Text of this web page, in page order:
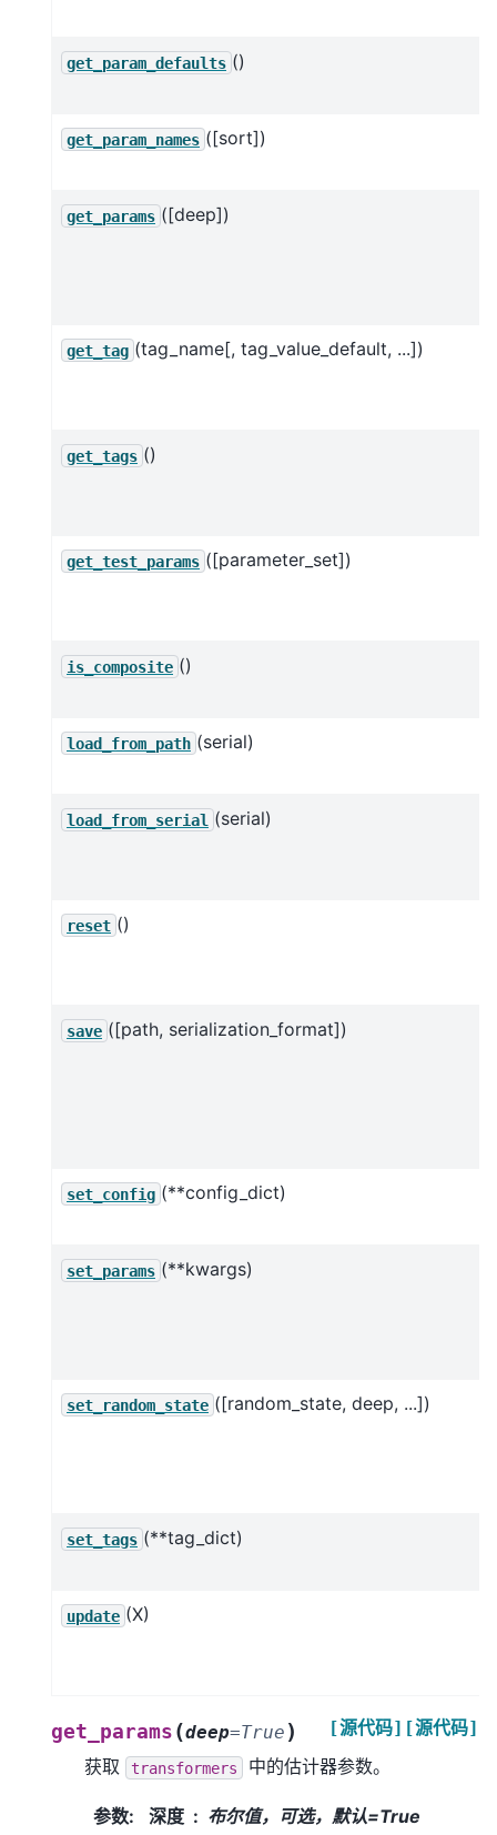
get_param_defaults ()
get_param_names ([sort])
get_params ([deep])
get_tag (tag_name[, tag_value_default, ...])
get_tags ()
get_test_params ([parameter_set])
is_composite ()
load_from_path (serial)
load_from_serial (serial)
reset ()
save ([path, serialization_format])
set_config (**config_dict)
set_params (**kwargs)
set_random_state ([random_state, deep, ...])
set_tags (**tag_dict)
update (X)
get_params (deep=True ) [源代码]
[源代码]
获取 transformers 中的估计器参数。
参数: 深度
布尔值，可选，默认=True